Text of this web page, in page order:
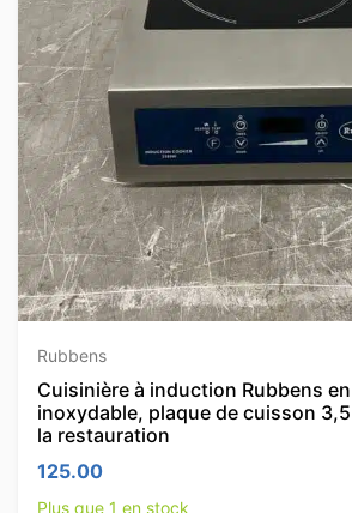
Rubbens
Cuisinière à induction Rubbens
inoxydable, plaque de cuisson
la restauration
125.00
Plus que 1 en stock